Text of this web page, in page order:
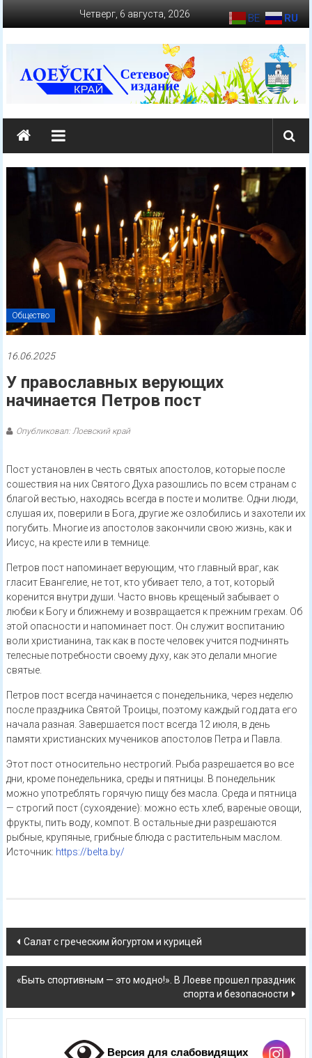
Четверг, 6 августа, 2026
loevkraj.by
Еженедельная
массово-
политическая
Общество
16.06.2025
У православных верующих
начинается Петров пост
Опубликовал: Лоевский край
Пост установлен в честь святых апостолов, которые после
сошествия на них Святого Духа разошлись по всем странам с
благой вестью, находясь всегда в посте и молитве. Одни люди,
слушая их, поверили в Бога, другие же озлобились и захотели их
погубить. Многие из апостолов закончили свою жизнь, как и
Иисус, на кресте или в темнице.
Петров пост напоминает верующим, что главный враг, как
гласит Евангелие, не тот, кто убивает тело, а тот, который
коренится внутри души. Часто вновь крещеный забывает о
любви к Богу и ближнему и возвращается к прежним грехам. Об
этой опасности и напоминает пост. Он служит воспитанию
воли христианина, так как в посте человек учится подчинять
телесные потребности своему духу, как это делали многие
святые.
Петров пост всегда начинается с понедельника, через неделю
после праздника Святой Троицы, поэтому каждый год дата его
начала разная. Завершается пост всегда 12 июля, в день
памяти христианских мучеников апостолов Петра и Павла.
Этот пост относительно нестрогий. Рыба разрешается во все
дни, кроме понедельника, среды и пятницы. В понедельник
можно употреблять горячую пищу без масла. Среда и пятница
— строгий пост (сухоядение): можно есть хлеб, вареные овощи,
фрукты, пить воду, компот. В остальные дни разрешаются
рыбные, крупяные, грибные блюда с растительным маслом.
Источник: https://belta.by/
Навигация
по
записям
Салат с греческим йогуртом и курицей
«Быть спортивным — это модно!». В Лоеве прошел праздник
спорта и безопасности
Версия для слабовидящих
BE RU